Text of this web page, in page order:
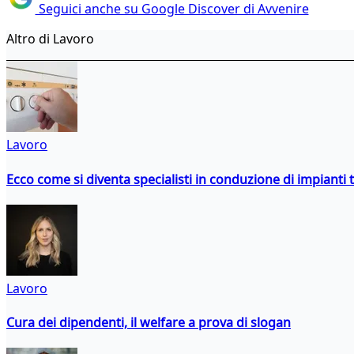
Seguici anche su Google Discover di Avvenire
Altro di Lavoro
Lavoro
Ecco come si diventa specialisti in conduzione di impianti
Lavoro
Cura dei dipendenti, il welfare a prova di slogan